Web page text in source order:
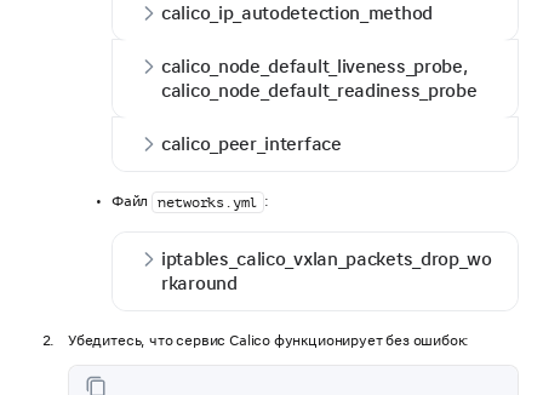
calico_ip_autodetection_method
calico_node_default_liveness_probe,
calico_node_default_readiness_probe
calico_peer_interface
Файл networks.yml :
iptables_calico_vxlan_packets_drop_wo
rkaround
Убедитесь, что сервис Calico функционирует без ошибок: